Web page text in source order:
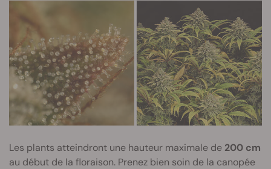
Les plants atteindront une hauteur maximale de 200 cm
au début de la floraison. Prenez bien soin de la canopée